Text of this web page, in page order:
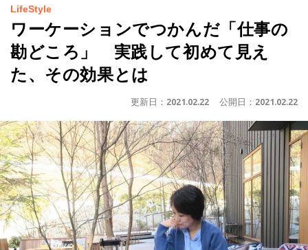
LifeStyle
ワーケーションでつかんだ「仕事の
勘どころ」 実践して初めて見え
た、その効果とは
更新日： 2021.02.22 公開日： 2021.02.22